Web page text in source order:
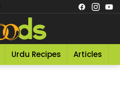
Urdu Recipes Articles